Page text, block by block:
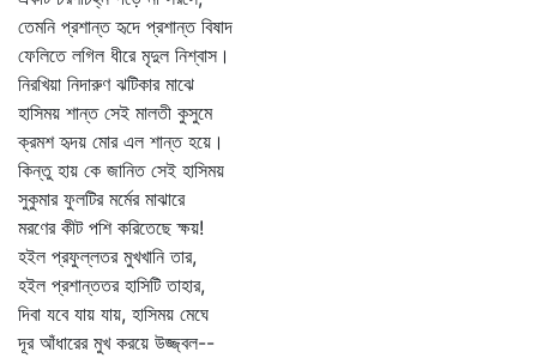
তেমনি প্রশান্ত হৃদে প্রশান্ত বিষাদ
ফেলিতে লগিল ধীরে মৃদুল নিশ্বাস।
নিরখিয়া নিদারুণ ঝটিকার মাঝে
হাসিময় শান্ত সেই মালতী কুসুমে
ক্রমশ হৃদয় মোর এল শান্ত হয়ে।
কিন্তু হায় কে জানিত সেই হাসিময়
সুকুমার ফুলটির মর্মের মাঝারে
মরণের কীট পশি করিতেছে ক্ষয়!
হইল প্রফুল্লতর মুখখানি তার,
হইল প্রশান্ততর হাসিটি তাহার,
দিবা যবে যায় যায়, হাসিময় মেঘে
দূর আঁধারের মুখ করয়ে উজ্জ্বল--